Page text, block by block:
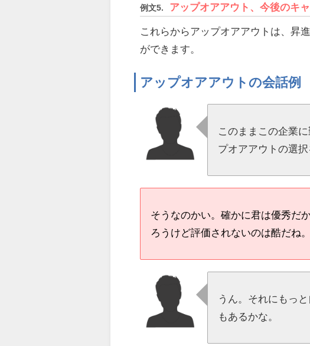
例文5. アップオアアウト、今後のキ
これらからアップオアアウトは、昇
ができます。
アップオアアウトの会話例
このままこの企業
プオアアウトの選択
そうなのかい。確かに君は優秀だ
ろうけど評価されないのは酷だね。
うん。それにもっ
もあるかな。